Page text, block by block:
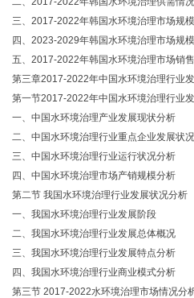
三、2017-2022年韩国水环境治理市场规模
四、2023-2029年韩国水环境治理市场规
五、2017-2022年韩国水环境治理市场销
第三章2017-2022年中国水环境治理行业
第一节2017-2022年中国水环境治理行业
一、中国水环境治理产业发展现状分析
二、中国水环境治理行业重点企业发展状况
三、中国水环境治理行业运行状况分析
四、中国水环境治理市场产销规模分析
第二节 我国水环境治理行业发展状况分析
一、我国水环境治理行业发展阶段
二、我国水环境治理行业发展总体概况
三、我国水环境治理行业发展特点分析
四、我国水环境治理行业商业模式分析
第三节 2017-2022水环境治理市场情况分